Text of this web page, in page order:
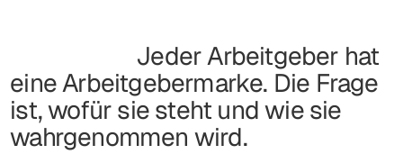
Jeder Arbeitgeber hat
eine Arbeitgebermarke. Die Frage
ist, wofür sie steht und wie sie
wahrgenommen wird.